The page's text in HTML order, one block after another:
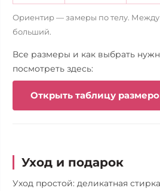
Ориентир — замеры по телу.
больший.
Все размеры и как выбрать
посмотреть здесь:
Открыть таблицу
Уход и подарок
Уход простой: деликатная